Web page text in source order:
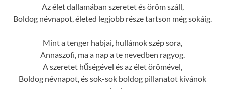
Az élet dallamában szeretet és öröm száll,
Boldog névnapot, életed legjobb része tartson még sokáig.
Mint a tenger habjai, hullámok szép sora,
Annaszofi, ma a nap a te nevedben ragyog.
A szeretet hűségével és az élet örömével,
Boldog névnapot, és sok-sok boldog pillanatot kívánok